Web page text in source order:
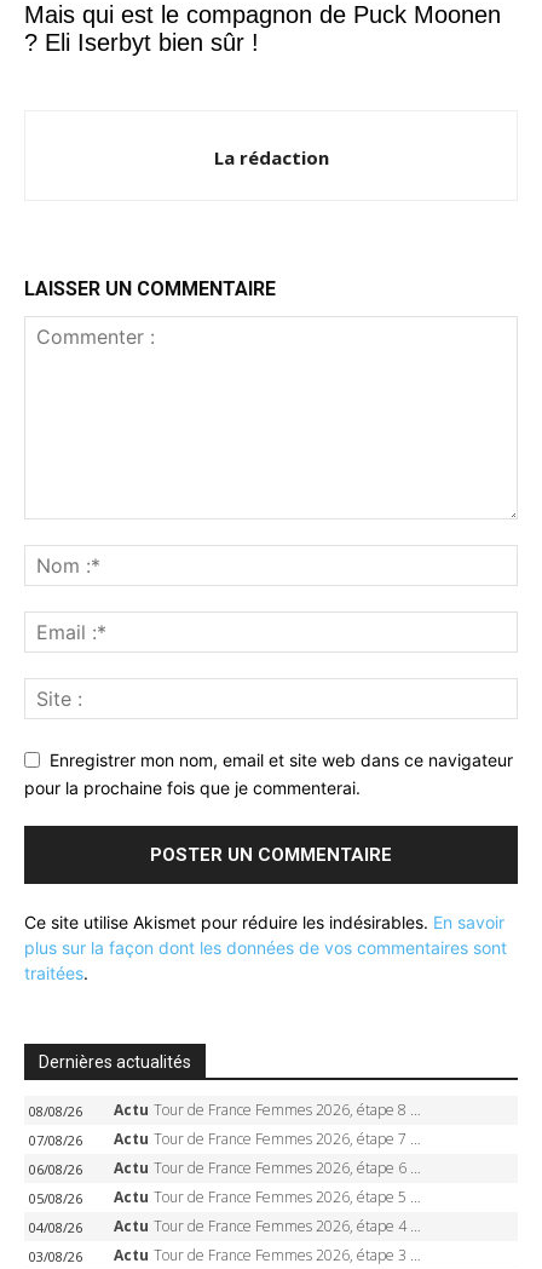
Mais qui est le compagnon de Puck Moonen
? Eli Iserbyt bien sûr !
La rédaction
LAISSER UN COMMENTAIRE
Enregistrer mon nom, email et site web dans ce navigateur
pour la prochaine fois que je commenterai.
Ce site utilise Akismet pour réduire les indésirables. En savoir
plus sur la façon dont les données de vos commentaires sont
traitées.
Dernières actualités
08/08/26 Actu Tour de France Femmes 2026, étape 8 – Demi Vollering gagne à Nice, reprend le jaune, Niewiadoma à 8 secondes
07/08/26 Actu Tour de France Femmes 2026, étape 7 – Kasia Niewiadoma gagne le Ventoux, maillot jaune, Reusser et Vollering piégées
06/08/26 Actu Tour de France Femmes 2026, étape 6 – Kim Le Court-Pienaar gagne à Tournon, Reusser en jaune
05/08/26 Actu Tour de France Femmes 2026, étape 5 – Demi Vollering gagne à Belleville, Reusser en jaune, Ferrand-Prévot coule
04/08/26 Actu Tour de France Femmes 2026, étape 4 – Marlen Reusser écrase le chrono, Ferrand-Prévot en crise
03/08/26 Actu Tour de France Femmes 2026, étape 3 – Sigrid Haugset en solitaire, 88 km d’échappée, maillot jaune